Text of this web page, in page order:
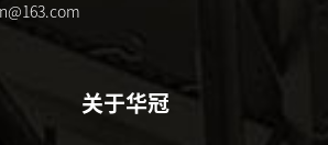
关于华冠